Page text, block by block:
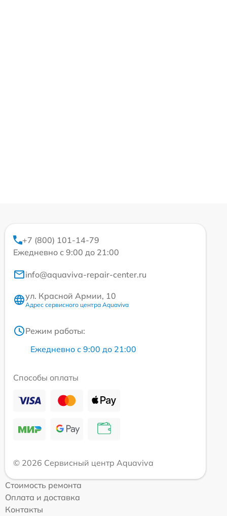
+7 (800) 101-14-79
Ежедневно с 9:00 до 21:00
info@aquaviva-repair-center.ru
ул. Красной Армии, 10
Адрес сервисного центра Aquaviva
Режим работы:
Ежедневно с 9:00 до 21:00
Способы оплаты
© 2026 Сервисный центр Aquaviva
Стоимость ремонта
Оплата и доставка
Контакты